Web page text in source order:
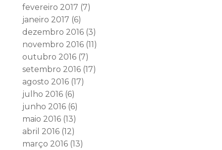
fevereiro 2017 (7)
janeiro 2017 (6)
dezembro 2016(3)
novembro 2016(11)
outubro 2016(7)
setembro 2016(17)
agosto 2016(17)
julho 2016(6)
junho 2016(6)
maio 2016(13)
abril 2016(12)
março 2016(13)